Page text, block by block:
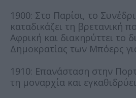
1900: Στο Παρίσι, το
καταδικάζει τη βρετανική
Αφρική και διακηρύττει το
Δημοκρατίας των Μπόερς
1910: Επανάσταση στην
τη μοναρχία και